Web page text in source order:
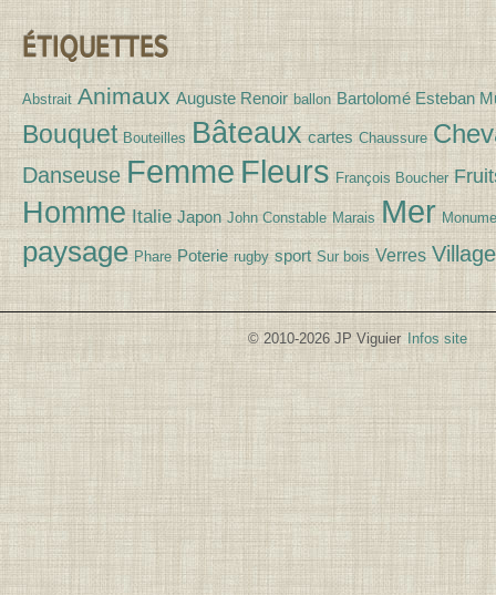
ÉTIQUETTES
Abstrait Animaux Auguste Renoir ballon Bartolomé Esteban
Bouquet Bouteilles Bâteaux cartes Chaussure
Danseuse Femme Fleurs François Boucher
Homme Italie Japon John Constable Marais Mer
paysage Phare Poterie rugby sport Sur bois Verres Village
© 2010-2026 JP Viguier Infos site